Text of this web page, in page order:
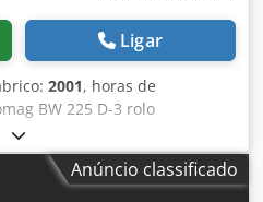
Ligar
2001, horas de
BW 225 D-3 rolo
2001, horas de operação:
[145kW/197CV], Variocontrol,
pneus: 40%, máquina alemã,
Anúncio classificado